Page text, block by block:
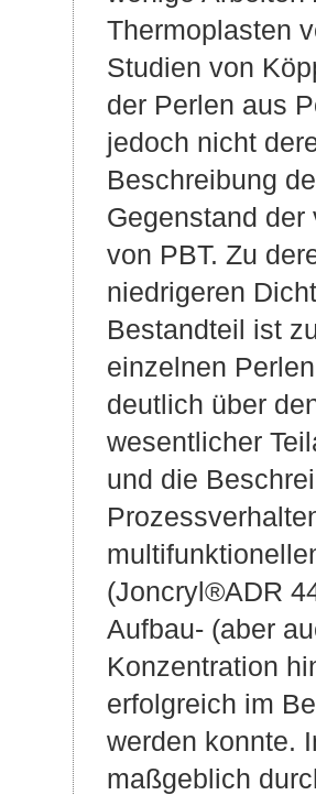
Thermoplasten
Studien von
der Perlen aus
jedoch nicht
Beschreibung
Gegenstand
von PBT. Zu
niedrigeren
Bestandteil ist
einzelnen
deutlich über
wesentlicher
und die
(Joncryl®ADR
Aufbau- (aber
Konzentration
erfolgreich im
werden konnte.
maßgeblich